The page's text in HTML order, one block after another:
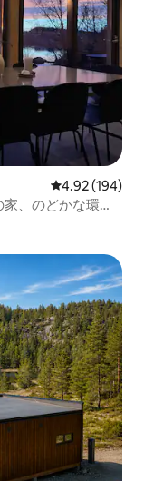
レビュー194
4.92 (194)
家、のどかな環